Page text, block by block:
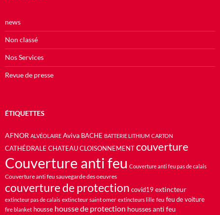
news
Non classé
Nos Services
Revue de presse
ÉTIQUETTES
AFNOR ALVÉOLAIRE Aviva BACHE BATTERIE LITHIUM CARTON
CATHÉDRALE CHATEAU CLOISONNEMENT couverture
Couverture anti feu Couverture anti feu pas de calais
Couverture anti feu sauvegarde des oeuvres
couverture de protection covid19 extincteur
extincteur pas de calais extincteur saint omer extincteurs lille feu feu de voiture
fire blanket housse housse de protection housses anti feu